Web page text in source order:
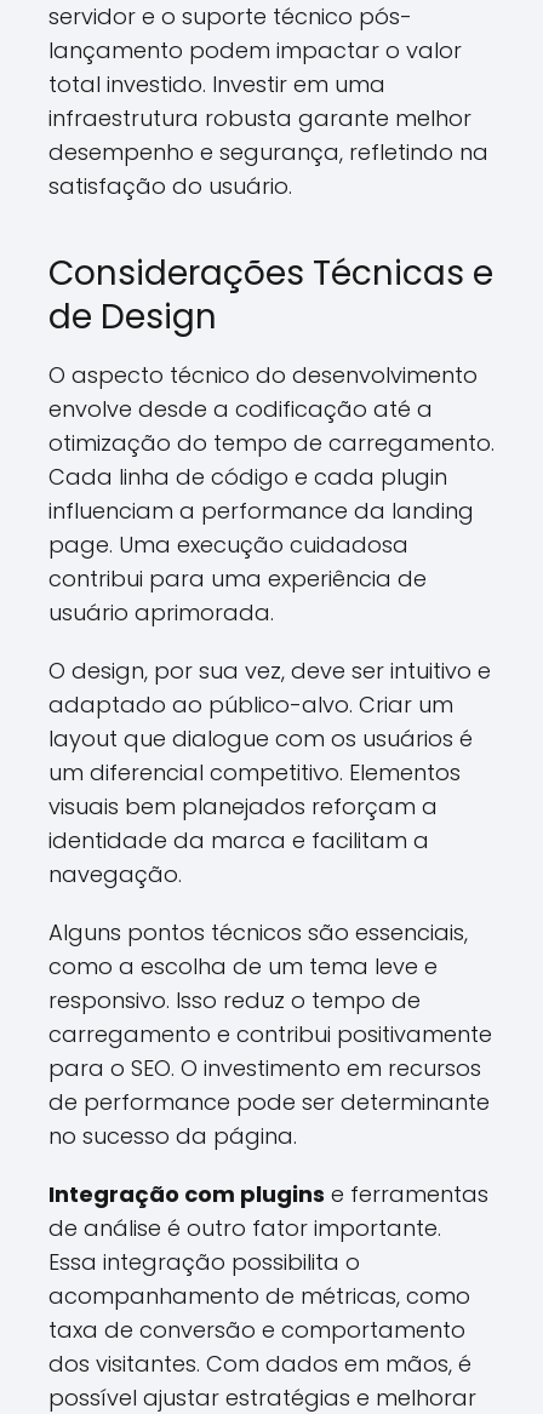
servidor e o suporte técnico pós-
lançamento podem impactar o valor
total investido. Investir em uma
infraestrutura robusta garante melhor
desempenho e segurança, refletindo na
satisfação do usuário.
Considerações Técnicas e
de Design
O aspecto técnico do desenvolvimento
envolve desde a codificação até a
otimização do tempo de carregamento.
Cada linha de código e cada plugin
influenciam a performance da landing
page. Uma execução cuidadosa
contribui para uma experiência de
usuário aprimorada.
O design, por sua vez, deve ser intuitivo e
adaptado ao público-alvo. Criar um
layout que dialogue com os usuários é
um diferencial competitivo. Elementos
visuais bem planejados reforçam a
identidade da marca e facilitam a
navegação.
Alguns pontos técnicos são essenciais,
como a escolha de um tema leve e
responsivo. Isso reduz o tempo de
carregamento e contribui positivamente
para o SEO. O investimento em recursos
de performance pode ser determinante
no sucesso da página.
Integração com plugins e ferramentas
de análise é outro fator importante.
Essa integração possibilita o
acompanhamento de métricas, como
taxa de conversão e comportamento
dos visitantes. Com dados em mãos, é
possível ajustar estratégias e melhorar